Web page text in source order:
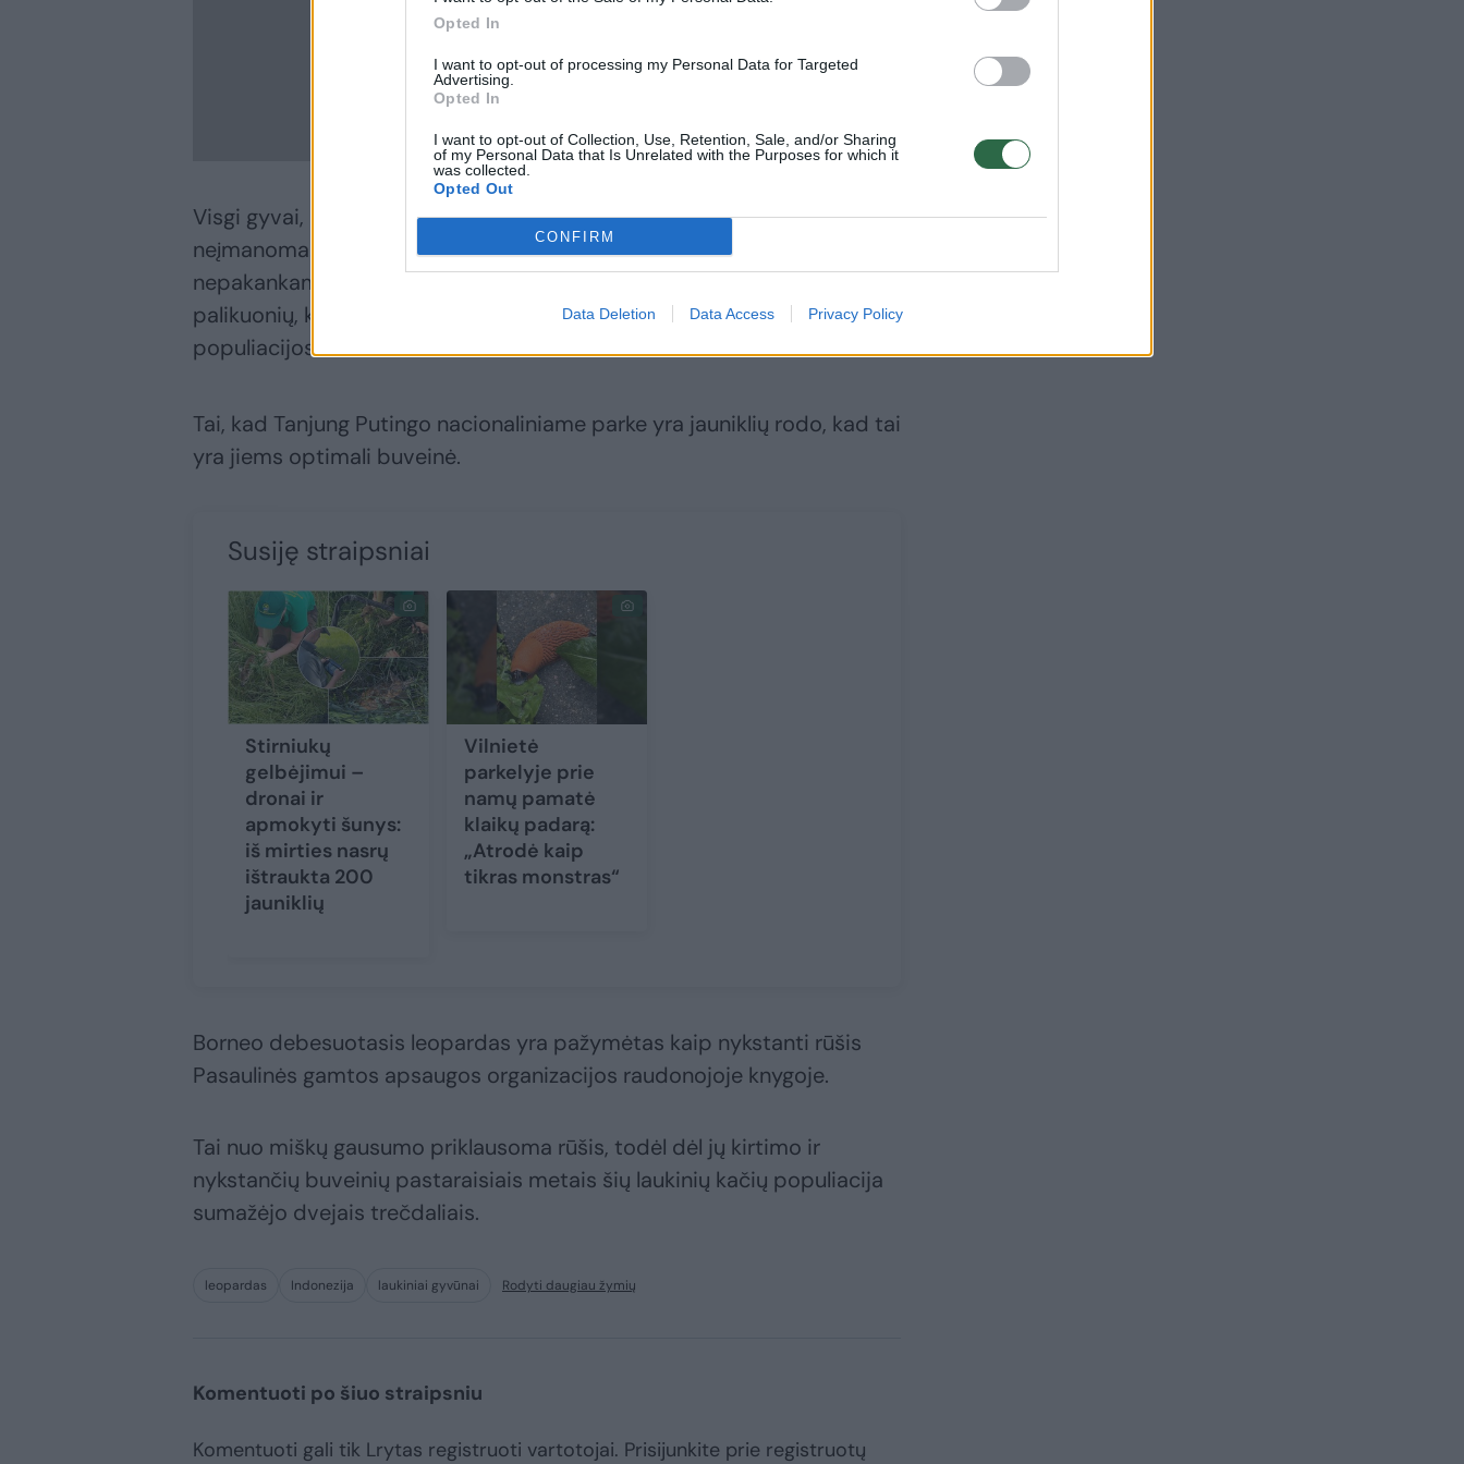
Opted In
I want to opt-out of processing my Personal Data for Targeted
Advertising.
Opted In
I want to opt-out of Collection, Use, Retention, Sale, and/or Sharing
of my Personal Data that Is Unrelated with the Purposes for which it
was collected.
Opted Out
CONFIRM
Data Deletion Data Access Privacy Policy
Visgi gyvai, laukinėje gamtoje šiuos gyvūnus pamatyti yra beveik
neįmanoma. Jų pažeidžiamumą didina žemas prieaugio lygis, t. y.
nepakankamai daug suaugusių gyvūnų susilaukia ir sugeba užauginti
palikuonių, kurie sulaukę dvejų metų galėtų prisijungti prie veisimosi
populiacijos.
Tai, kad Tanjung Putingo nacionaliniame parke yra jauniklių rodo, kad tai
yra jiems optimali buveinė.
Susiję straipsniai
Stirniukų
gelbėjimui –
dronai ir
apmokyti šunys:
iš mirties nasrų
ištraukta 200
jauniklių
Vilnietė
parkelyje prie
namų pamatė
klaikų padarą:
„Atrodė kaip
tikras monstras“
Borneo debesuotasis leopardas yra pažymėtas kaip nykstanti rūšis
Pasaulinės gamtos apsaugos organizacijos raudonojoje knygoje.
Tai nuo miškų gausumo priklausoma rūšis, todėl dėl jų kirtimo ir
nykstančių buveinių pastaraisiais metais šių laukinių kačių populiacija
sumažėjo dvejais trečdaliais.
leopardas Indonezija laukiniai gyvūnai Rodyti daugiau žymių
Komentuoti po šiuo straipsniu
Komentuoti gali tik Lrytas registruoti vartotojai. Prisijunkite prie registruotų